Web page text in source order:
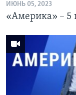
ИЮНЬ 05, 2023
«Америка» – 5